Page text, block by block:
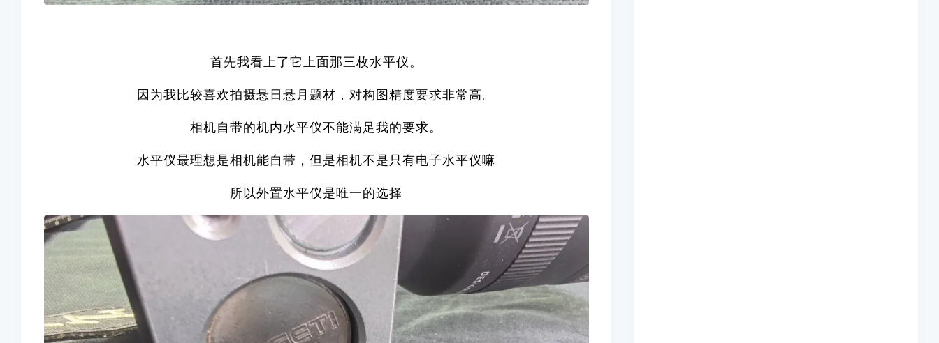
首先我看上了它上面那三枚水平仪。
因为我比较喜欢拍摄悬日悬月题材，对构图精度要求非常高。
相机自带的机内水平仪不能满足我的要求。
水平仪最理想是相机能自带，但是相机不是只有电子水平仪嘛
所以外置水平仪是唯一的选择